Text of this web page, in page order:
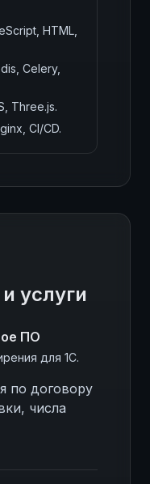
HTML,
Celery,
Three.js.
CI/CD.
услуги
ПО
для 1С.
по договору
числа